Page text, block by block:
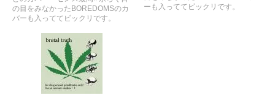
の目をみなかったBOREDOMSのカ
バーも入っててビックリです。
ーも入っててビックリです。